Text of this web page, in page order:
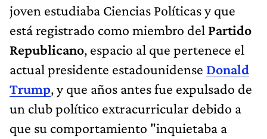
joven estudiaba Ciencias Políticas y que
está registrado como miembro del Partido
Republicano, espacio al que pertenece el
actual presidente estadounidense Donald
Trump, y que años antes fue expulsado de
un club político extracurricular debido a
que su comportamiento "inquietaba a